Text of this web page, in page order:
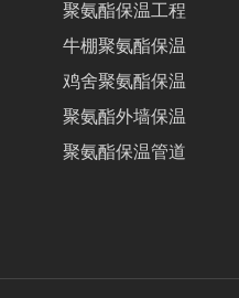
聚氨酯保温工程
牛棚聚氨酯保温
鸡舍聚氨酯保温
聚氨酯外墙保温
聚氨酯保温管道